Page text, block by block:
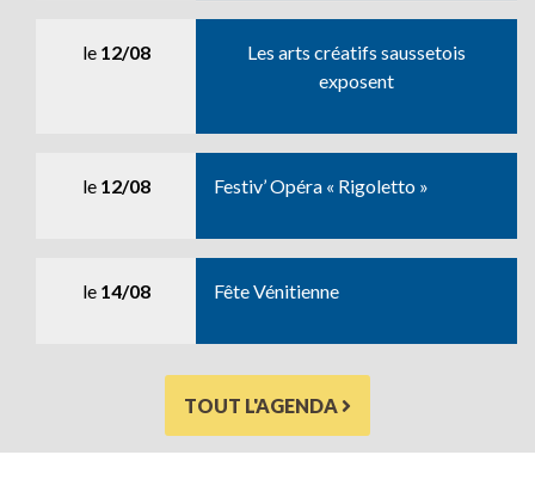
le 12/08
Les arts créatifs saussetois
exposent
le 12/08 Festiv’ Opéra « Rigoletto »
le 14/08 Fête Vénitienne
TOUT L'AGENDA